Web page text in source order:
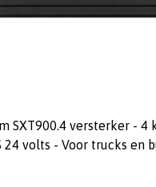
SXT900.4 versterker - 4
24 volts - Voor trucks en